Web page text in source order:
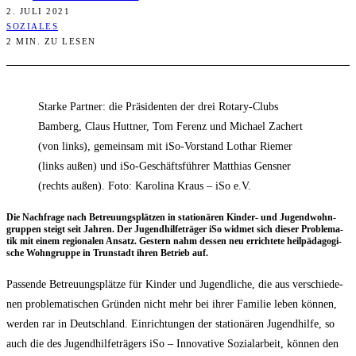
2. JULI 2021
SOZIALES
2 MIN. ZU LESEN
Starke Partner: die Präsidenten der drei Rotary-Clubs
Bamberg, Claus Huttner, Tom Ferenz und Michael Zachert
(von links), gemeinsam mit iSo-Vorstand Lothar Riemer
(links außen) und iSo-Geschäftsführer Matthias Gensner
(rechts außen). Foto: Karolina Kraus – iSo e.V.
Die Nach­fra­ge nach Betreu­ungs­plät­zen in sta­tio­nä­ren Kin­der- und Jugend­wohn­
grup­pen steigt seit Jah­ren. Der Jugend­hil­fe­trä­ger iSo wid­met sich die­ser Pro­ble­ma­
tik mit einem regio­na­len Ansatz. Ges­tern nahm des­sen neu errich­te­te heil­päd­ago­gi­
sche Wohn­grup­pe in Trun­stadt ihren Betrieb auf.
Pas­sen­de Betreu­ungs­plät­ze für Kin­der und Jugend­li­che, die aus ver­schie­de­
nen pro­ble­ma­ti­schen Grün­den nicht mehr bei ihrer Fami­lie leben kön­nen,
wer­den rar in Deutsch­land. Ein­rich­tun­gen der sta­tio­nä­ren Jugend­hil­fe, so
auch die des Jugend­hil­fe­trä­gers iSo – Inno­va­ti­ve Sozi­al­ar­beit, kön­nen den